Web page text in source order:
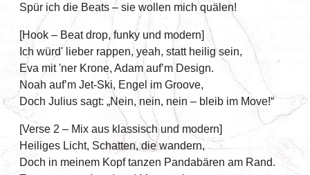
Spür ich die Beats – sie wollen mich quälen!
[Hook – Beat drop, funky und modern]
Ich würd' lieber rappen, yeah, statt heilig sein,
Eva mit 'ner Krone, Adam auf’m Design.
Noah auf’m Jet-Ski, Engel im Groove,
Doch Julius sagt: „Nein, nein, nein – bleib im Move!“
[Verse 2 – Mix aus klassisch und modern]
Heiliges Licht, Schatten, die wandern,
Doch in meinem Kopf tanzen Pandabären am Rand.